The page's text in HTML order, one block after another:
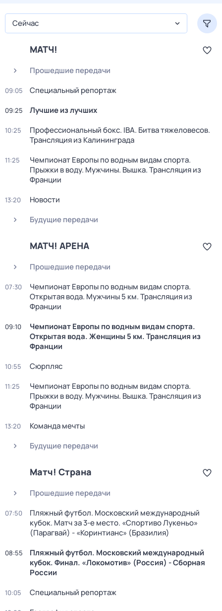
Сейчас
МАТЧ!
Прошедшие передачи
09:05 Специальный репортаж
09:25 Лучшие из лучших
10:25
Профессиональный бокс. IBA. Битва тяжеловесов.
Трансляция из Калининграда
11:25
Чемпионат Европы по водным видам спорта.
Прыжки в воду. Мужчины. Вышка. Трансляция из
Франции
13:20
Новости
Будущие передачи
МАТЧ! АРЕНА
Прошедшие передачи
07:30
Чемпионат Европы по водным видам спорта.
Открытая вода. Мужчины 5 км. Трансляция из
Франции
09:10
Чемпионат Европы по водным видам спорта.
Открытая вода. Женщины 5 км. Трансляция из
Франции
10:55 Сюрпляс
11:25
Чемпионат Европы по водным видам спорта.
Прыжки в воду. Мужчины. Вышка. Трансляция из
Франции
13:20
Команда мечты
Будущие передачи
Матч! Страна
Прошедшие передачи
07:50
Пляжный футбол. Московский международный
кубок. Матч за 3-е место. «Спортиво Лукеньо»
(Парагвай) - «Коринтианс» (Бразилия)
08:55
Пляжный футбол. Московский международный
кубок. Финал. «Локомотив» (Россия) - Сборная
России
10:05 Специальный репортаж